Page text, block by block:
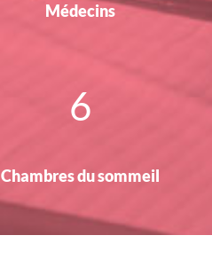
Médecins
6
Chambres du sommeil